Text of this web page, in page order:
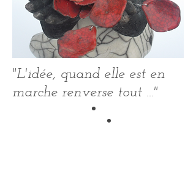
"L'idée, quand elle est en
marche renverse tout ..."